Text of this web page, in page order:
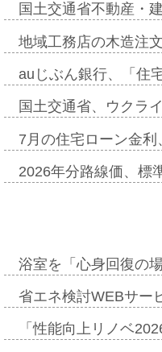
国土交通省不動産・
地域工務店の木造注
auじぶん銀行、「住
国土交通省、ウクラ
7月の住宅ローン金
2026年分路線価、標
浴室を「心身回復の
省エネ検討WEBサー
「性能向上リノベ